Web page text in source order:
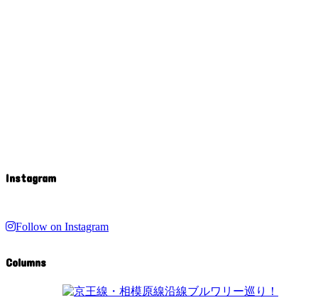
Instagram
Follow on Instagram
Columns